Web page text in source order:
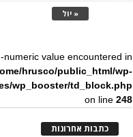
« יול
numeric value encountered in
hrusco/public_html/wp-
wp_booster/td_block.php
on line248
כתבות אחרונות